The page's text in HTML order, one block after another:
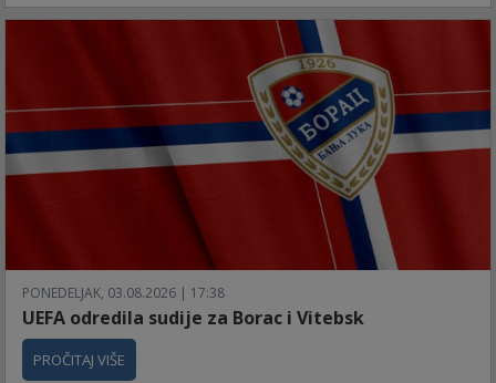
PONEDELJAK, 03.08.2026 | 17:38
UEFA odredila sudije za Borac i Vitebsk
PROČITAJ VIŠE